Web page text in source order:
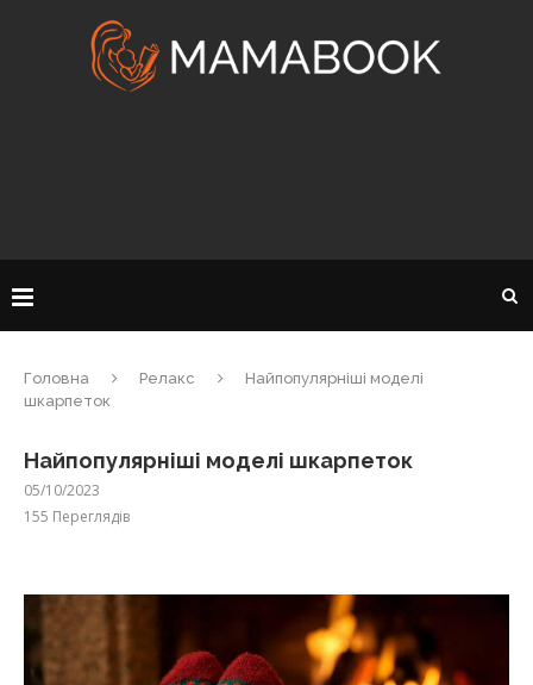
Головна Релакс
Найпопулярніші моделі
шкарпеток
Найпопулярніші моделі шкарпеток
05/10/2023
155 Переглядів